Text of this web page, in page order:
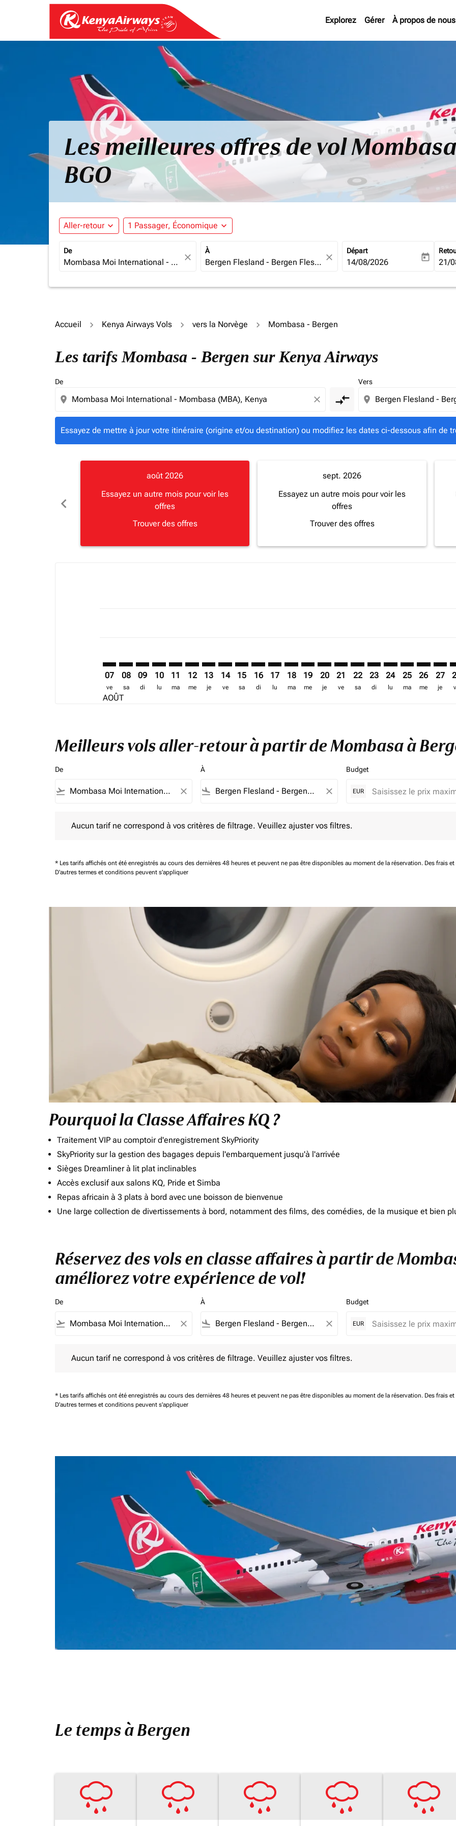
Explorez Gérer À propos de nous
Les meilleures offres de vol
BGO
Aller-retour expand_more 1 Passager, Économique expand_more
De
close
À
close
Départ
fc-booking-departure-date-
14/08/2026 today fc-
21/
Accueil Kenya Airways Vols vers la Norvège Mombasa - Bergen
Les tarifs Mombasa - Bergen sur Kenya Airways
De
location_on close compare_arrows
Vers
location_on
Essayez de mettre à jour votre itinéraire (origine et/ou destination) ou modifiez les dates ci-dessous afin de
Essayez de mettre à jour votre itinéraire (origine et/ou destination) ou modifiez les dates ci-dessous afin
chevron_left
août 2026
Essayez un autre mois pour voir les
offres
Trouver des offres
sept. 2026
Essayez un autre mois pour voir les
offres
Trouver des offres
07
ve
AOÛT
08
sa
09
di
10
lu
11
ma
12
me
13
je
14
ve
15
sa
16
di
17
lu
18
ma
MBA–BGO: cmp-view-offers-disclaimer.
19
me
MBA–BGO: cmp-view-offers-
20
je
MBA–BGO: cmp-view-offers-
21
ve
MBA–BGO: cmp-view-
22
sa
MBA–BGO: cmp-
23
di
MBA–BGO: cmp-
24
lu
MBA–BGO:
25
ma
26
me
27
je
Meilleurs vols aller-retour à partir de Mombasa à
De
flight_takeoff close
À
flight_land close
Budget
EUR
Aucun tarif ne correspond à vos critères de filtrage. Veuillez ajuster vos filtres.
* Les tarifs affichés ont été enregistrés au cours des dernières 48 heures et peuvent ne pas être disponibles au moment de la réservation. Des frais
D'autres termes et conditions peuvent s'appliquer
Pourquoi la Classe Affaires KQ ?
Traitement VIP au comptoir d'enregistrement SkyPriority
SkyPriority sur la gestion des bagages depuis l'embarquement jusqu'à l'arrivée
Sièges Dreamliner à lit plat inclinables
Accès exclusif aux salons KQ, Pride et Simba
Repas africain à 3 plats à bord avec une boisson de bienvenue
Une large collection de divertissements à bord, notamment des films, des comédies, de la musique et bien
Réservez des vols en classe affaires à partir de
améliorez votre expérience de vol!
De
flight_takeoff close
À
flight_land close
Budget
EUR
Aucun tarif ne correspond à vos critères de filtrage. Veuillez ajuster vos filtres.
* Les tarifs affichés ont été enregistrés au cours des dernières 48 heures et peuvent ne pas être disponibles au moment de la réservation. Des frais
D'autres termes et conditions peuvent s'appliquer
Le temps à Bergen